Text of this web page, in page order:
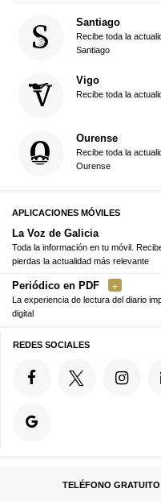
Santiago
Recibe toda la
Santiago
Vigo
Recibe toda la
Ourense
Recibe toda la
Ourense
APLICACIONES MÓVILES
La Voz de Galicia
Toda la información en tu móvil.
pierdas la actualidad más relevante
Periódico en PDF
La experiencia de lectura del diario
digital
REDES SOCIALES
TELÉFONO